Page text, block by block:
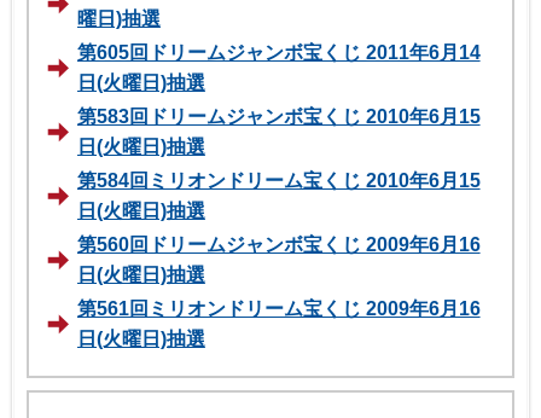
曜日)抽選
第605回ドリームジャンボ宝くじ 2011年6月14
日(火曜日)抽選
第583回ドリームジャンボ宝くじ 2010年6月15
日(火曜日)抽選
第584回ミリオンドリーム宝くじ 2010年6月15
日(火曜日)抽選
第560回ドリームジャンボ宝くじ 2009年6月16
日(火曜日)抽選
第561回ミリオンドリーム宝くじ 2009年6月16
日(火曜日)抽選